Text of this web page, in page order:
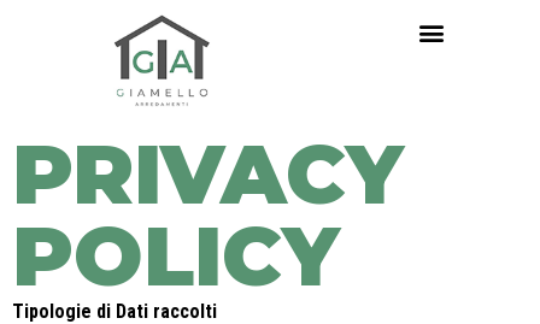
PRIVACY
POLICY
Tipologie di Dati raccolti